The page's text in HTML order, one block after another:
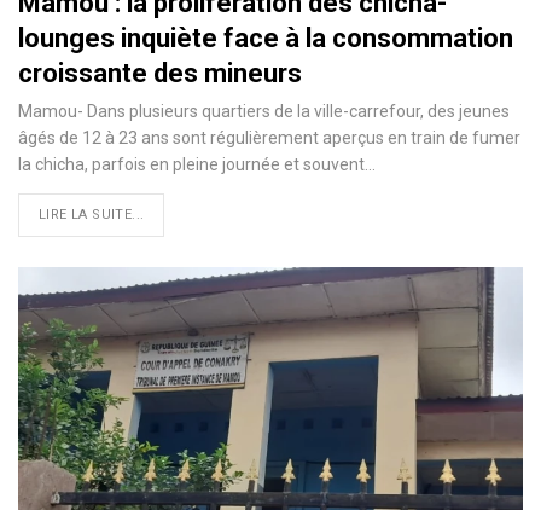
lounges inquiète face à la consommation
croissante des mineurs
Mamou- Dans plusieurs quartiers de la ville-carrefour, des jeunes
âgés de 12 à 23 ans sont régulièrement aperçus en train de fumer
la chicha, parfois en pleine journée et souvent…
LIRE LA SUITE...